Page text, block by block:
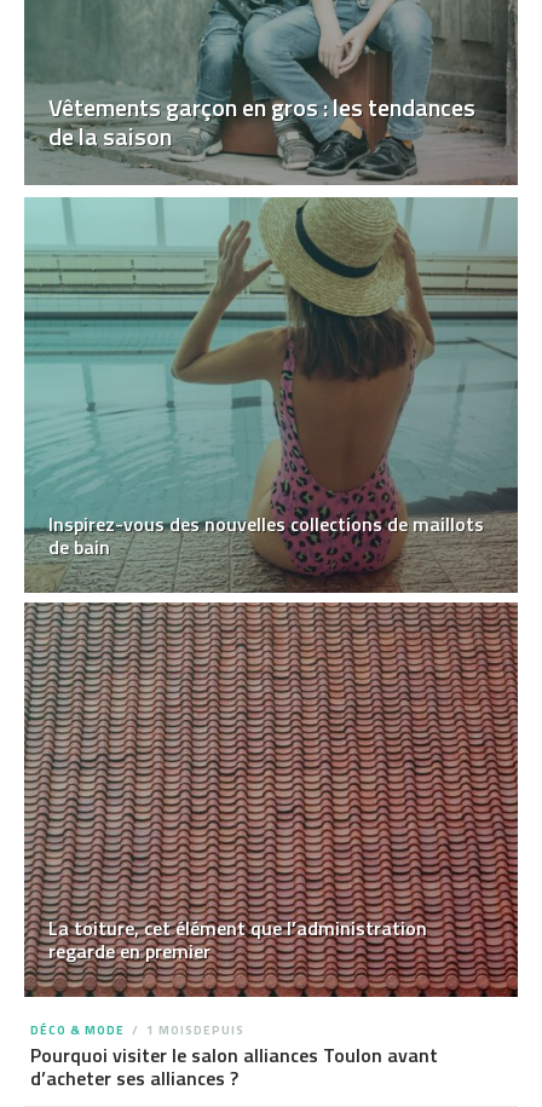
Vêtements garçon en gros : les tendances
de la saison
Inspirez-vous des nouvelles collections de maillots
de bain
La toiture, cet élément que l’administration
regarde en premier
DÉCO & MODE 1 MOISDEPUIS
Pourquoi visiter le salon alliances Toulon avant
d’acheter ses alliances ?